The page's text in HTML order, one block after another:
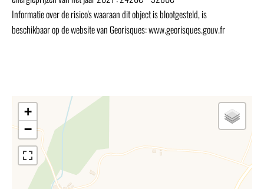
Informatie over de risico's waaraan dit object is blootgesteld, is
beschikbaar op de website van Georisques: www.georisques.gouv.fr
+
−